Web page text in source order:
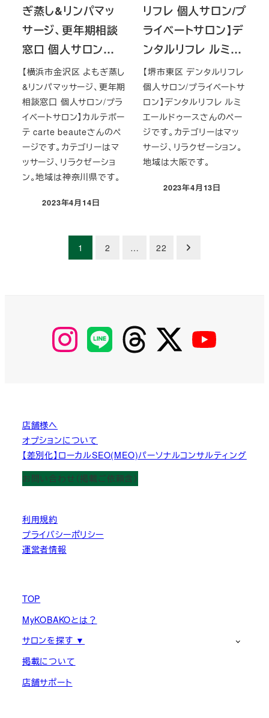
ぎ蒸し&リンパマッ
サージ、更年期相談
窓口 個人サロン…
【横浜市金沢区 よもぎ蒸し
&リンパマッサージ、更年期
相談窓口 個人サロン/プラ
イベートサロン】カルテボー
テ carte beauteさんのペ
ージです。カテゴリーはマ
ッサージ、リラクゼーショ
ン。地域は神奈川県です。
投稿日
2023年4月14日
リフレ 個人サロン/プ
ライベートサロン】デ
ンタルリフレ ルミ…
【堺市東区 デンタルリフレ
個人サロン/プライベートサ
ロン】デンタルリフレ ルミ
エールドゥースさんのペー
ジです。カテゴリーはマッ
サージ、リラクゼーション。
地域は大阪です。
投稿日
2023年4月13日
り
1 2 … 22
【Instagram】
MyKOBAKO
【LINE】 【threads】 【Twitter】
店舗様へ
オプションについて
【差別化】ローカルSEO(MEO)パーソナルコンサルティング
お問い合わせ（掲載ご依頼含）
利用規約
プライバシーポリシー
運営者情報
TOP
MyKOBAKOとは？
サロンを探す ▼
掲載について
店舗サポート